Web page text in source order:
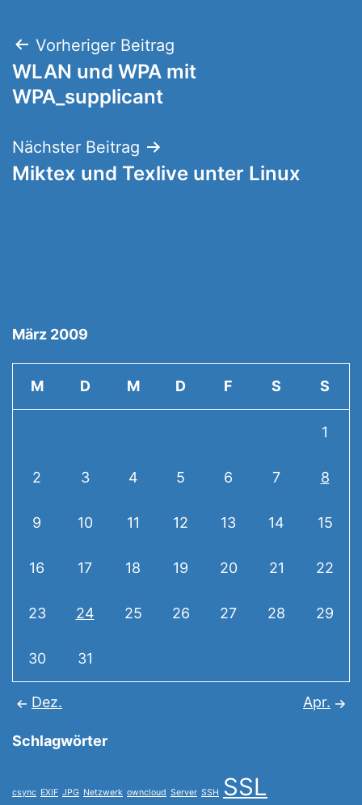
Beitragsnavigation
Vorheriger Beitrag
WLAN und WPA mit
WPA_supplicant
Nächster Beitrag
Miktex und Texlive unter Linux
März 2009
M D M D F S S
1
2 3 4 5 6 7 8
9 10 11 12 13 14 15
16 17 18 19 20 21 22
23 24 25 26 27 28 29
30 31
Dez. Apr.
Schlagwörter
csync EXIF JPG Netzwerk owncloud Server SSH SSL